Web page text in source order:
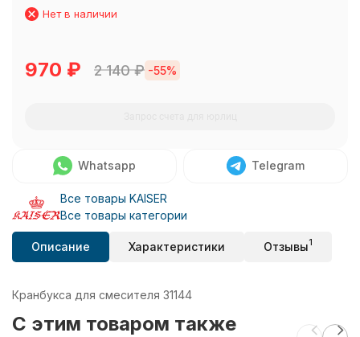
Нет в наличии
970 ₽ 2 140₽ -55%
Whatsapp Telegram
Все товары KAISER
Все товары категории
Описание Характеристики Отзывы1
Кранбукса для смесителя 31144
C этим товаром также